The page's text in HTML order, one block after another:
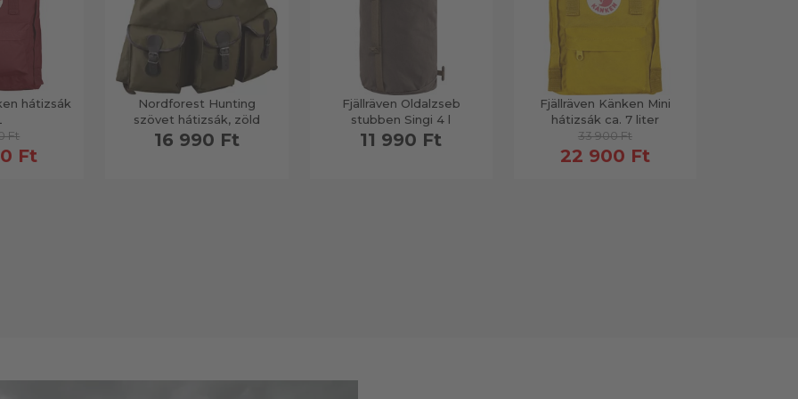
hátizsák
Ft
Ft
Nordforest Hunting
szövet hátizsák, zöld
16 990 Ft
Fjällräven Oldalzseb
stubben Singi 4 l
11 990 Ft
Fjällräven Känken Mini
hátizsák ca. 7 liter
33 900 Ft
22 900 Ft